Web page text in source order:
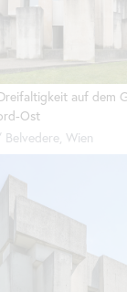
auf dem
Ost
Wien